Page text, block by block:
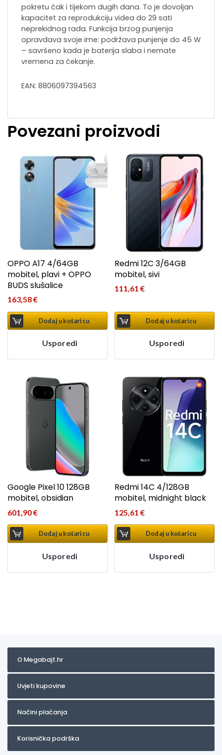
pokretu čak i tijekom dugih dana. To je dovoljan
kapacitet za reprodukciju videa do 29 sati
neprekidnog rada. Funkcija brzog punjenja
opravdava svoje ime: podržava punjenje do 45 W
– savršeno kada je baterija slaba i nemate
vremena za čekanje.
EAN: 8806097394563
Povezani proizvodi
OPPO A17 4/64GB
mobitel, plavi + OPPO
BUDS slušalice
163,58€
Dodaj u košaricu
Usporedi
Redmi 12C 3/64GB
mobitel, sivi
111,61€
Dodaj u košaricu
Usporedi
Google Pixel 10 128GB
mobitel, obsidian
601,90€
Dodaj u košaricu
Usporedi
Redmi 14C 4/128GB
mobitel, midnight black
125,61€
Dodaj u košaricu
Usporedi
O Megabajt.hr
Uvjeti kupovine
Načini plaćanja
Korisnička podrška